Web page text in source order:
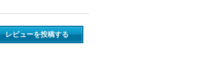
レビューを投稿する